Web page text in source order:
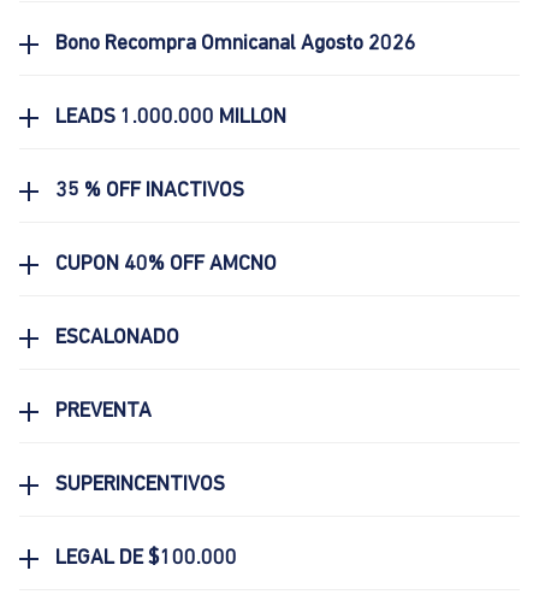
Bono Recompra Omnicanal Agosto 2026
LEADS 1.000.000 MILLON
35 % OFF INACTIVOS
CUPON 40% OFF AMCNO
ESCALONADO
PREVENTA
SUPERINCENTIVOS
LEGAL DE $100.000